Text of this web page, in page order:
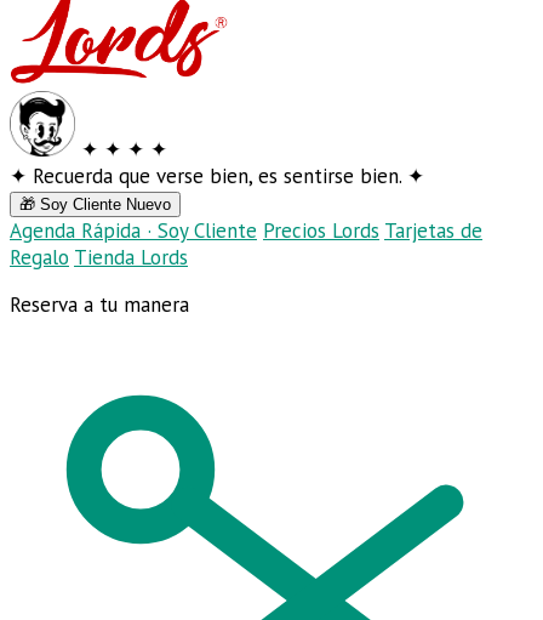
✦ ✦ ✦ ✦
✦ Recuerda que verse bien, es sentirse bien. ✦
🎁 Soy Cliente Nuevo
Agenda Rápida · Soy Cliente Precios Lords Tarjetas de
Regalo Tienda Lords
Reserva a tu manera